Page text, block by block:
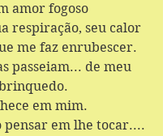
amor fogoso
respiração, seu calor
me faz enrubescer.
passeiam... de meu
em mim.
pensar em lhe tocar....